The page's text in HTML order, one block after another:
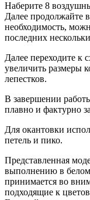
Наберите 8
Далее продолжайте
необходимость,
последних
Далее переходите к
увеличить размеры
лепестков.
В завершении
плавно и фактурно
Для окантовки
петель и пико.
Представленная
выполнению в белом
принимается во
подходящие к